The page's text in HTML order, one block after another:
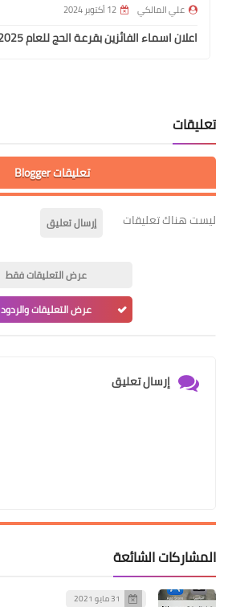
علي المالكي 12 أكتوبر 2024
اعلان اسماء الفائزين بقرعة الحج للعام 2025 ذوي الشهداء
تعليقات
تعليقات Blogger
ليست هناك تعليقات إرسال تعليق
عرض التعليقات فقط
عرض التعليقات والردود
إرسال تعليق
المشاركات الشائعة
31 مايو 2021